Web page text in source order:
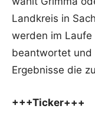
Landkreis in
werden im
beantwortet und
Ergebnisse die
+++Ticker+++